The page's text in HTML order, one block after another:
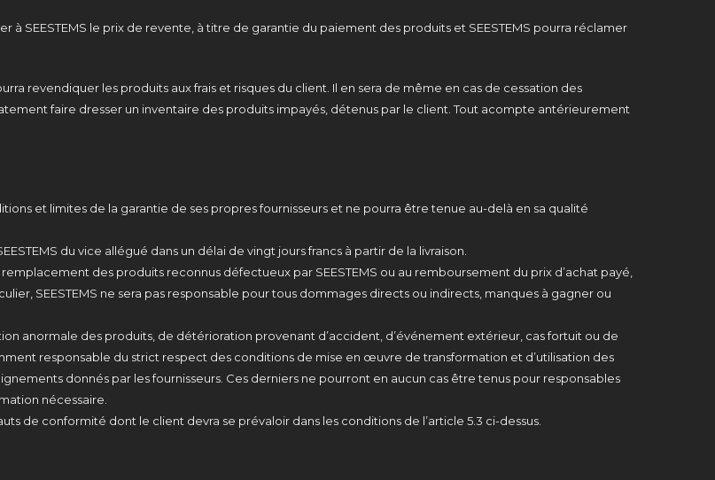
à SEESTEMS le prix de revente, à titre de garantie du paiement des produits et SEESTEMS pourra réclamer
revendiquer les produits aux frais et risques du client. Il en sera de même en cas de cessation des
faire dresser un inventaire des produits impayés, détenus par le client. Tout acompte antérieurement
et limites de la garantie de ses propres fournisseurs et ne pourra être tenue au-delà en sa qualité
du vice allégué dans un délai de vingt jours francs à partir de la livraison.
des produits reconnus défectueux par SEESTEMS ou au remboursement du prix d’achat payé,
SEESTEMS ne sera pas responsable pour tous dommages directs ou indirects, manques à gagner ou
anormale des produits, de détérioration provenant d’accident, d’événement extérieur, cas fortuit ou de
responsable du strict respect des conditions de mise en œuvre de transformation et d’utilisation des
donnés par les fournisseurs. Ces derniers ne pourront en aucun cas être tenus pour responsables
nécessaire.
de conformité dont le client devra se prévaloir dans les conditions de l’article 5.3 ci-dessus.